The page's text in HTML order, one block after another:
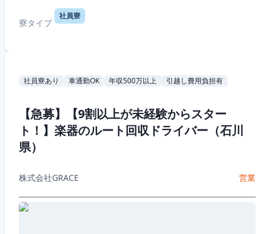
寮タイプ
社員寮
社員寮あり 車通勤OK 年収500万以上 引越し費用負担有
【急募】【9割以上が未経験からスター
ト！】楽器のルート回収ドライバー（石川
県）
株式会社GRACE 営業